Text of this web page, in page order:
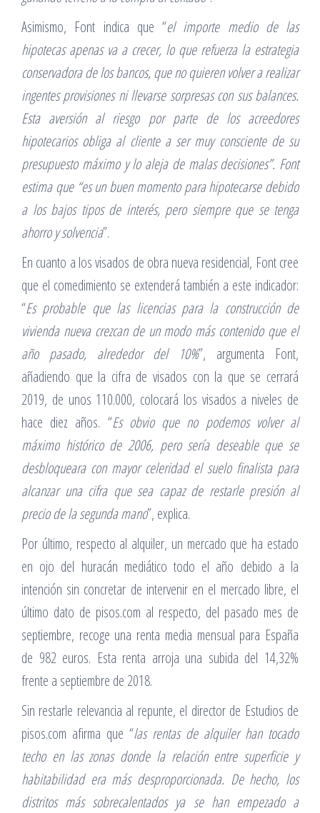
Asimismo, Font indica que “el importe medio de las
hipotecas apenas va a crecer, lo que refuerza la estrategia
conservadora de los bancos, que no quieren volver a realizar
ingentes provisiones ni llevarse sorpresas con sus balances.
Esta aversión al riesgo por parte de los acreedores
hipotecarios obliga al cliente a ser muy consciente de su
presupuesto máximo y lo aleja de malas decisiones”. Font
estima que “es un buen momento para hipotecarse debido
a los bajos tipos de interés, pero siempre que se tenga
ahorro y solvencia”.
En cuanto a los visados de obra nueva residencial, Font cree
que el comedimiento se extenderá también a este indicador:
“Es probable que las licencias para la construcción de
vivienda nueva crezcan de un modo más contenido que el
año pasado, alrededor del 10%”, argumenta Font,
añadiendo que la cifra de visados con la que se cerrará
2019, de unos 110.000, colocará los visados a niveles de
hace diez años. “Es obvio que no podemos volver al
máximo histórico de 2006, pero sería deseable que se
desbloqueara con mayor celeridad el suelo finalista para
alcanzar una cifra que sea capaz de restarle presión al
precio de la segunda mano”, explica.
Por último, respecto al alquiler, un mercado que ha estado
en ojo del huracán mediático todo el año debido a la
intención sin concretar de intervenir en el mercado libre, el
último dato de pisos.com al respecto, del pasado mes de
septiembre, recoge una renta media mensual para España
de 982 euros. Esta renta arroja una subida del 14,32%
frente a septiembre de 2018.
Sin restarle relevancia al repunte, el director de Estudios de
pisos.com afirma que “las rentas de alquiler han tocado
techo en las zonas donde la relación entre superficie y
habitabilidad era más desproporcionada. De hecho, los
distritos más sobrecalentados ya se han empezado a